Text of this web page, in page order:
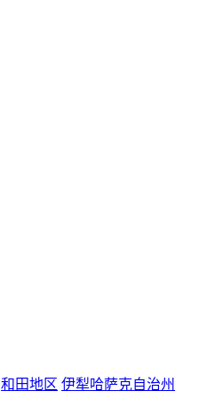
和田地区 伊犁哈萨克自治州